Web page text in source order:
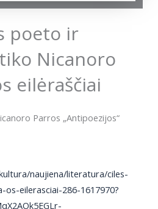
poeto ir
Nicanoro
eilėraščiai
Parros „Antipoezijos“
naujiena/literatura/ciles-
eilerasciai-286-1617970?